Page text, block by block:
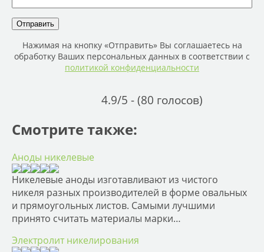
Нажимая на кнопку «Отправить» Вы соглашаетесь на
обработку Ваших персональных данных в соответствии с
политикой конфиденциальности
4.9/5 - (80 голосов)
Смотрите также:
Аноды никелевые
Никелевые аноды изготавливают из чистого
никеля разных производителей в форме овальных
и прямоугольных листов. Самыми лучшими
принято считать материалы марки…
Электролит никелирования